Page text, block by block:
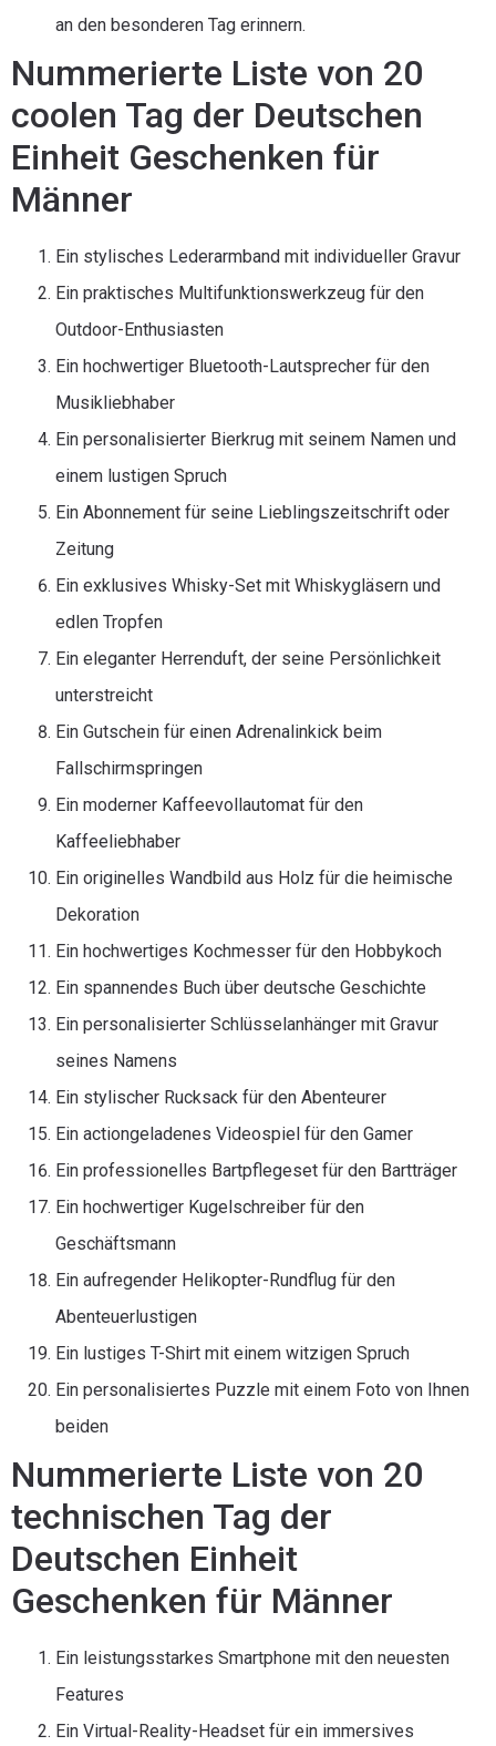
an den besonderen Tag erinnern.
Nummerierte Liste von 20
coolen Tag der Deutschen
Einheit Geschenken für
Männer
Ein stylisches Lederarmband mit individueller Gravur
Ein praktisches Multifunktionswerkzeug für den
Outdoor-Enthusiasten
Ein hochwertiger Bluetooth-Lautsprecher für den
Musikliebhaber
Ein personalisierter Bierkrug mit seinem Namen und
einem lustigen Spruch
Ein Abonnement für seine Lieblingszeitschrift oder
Zeitung
Ein exklusives Whisky-Set mit Whiskygläsern und
edlen Tropfen
Ein eleganter Herrenduft, der seine Persönlichkeit
unterstreicht
Ein Gutschein für einen Adrenalinkick beim
Fallschirmspringen
Ein moderner Kaffeevollautomat für den
Kaffeeliebhaber
Ein originelles Wandbild aus Holz für die heimische
Dekoration
Ein hochwertiges Kochmesser für den Hobbykoch
Ein spannendes Buch über deutsche Geschichte
Ein personalisierter Schlüsselanhänger mit Gravur
seines Namens
Ein stylischer Rucksack für den Abenteurer
Ein actiongeladenes Videospiel für den Gamer
Ein professionelles Bartpflegeset für den Bartträger
Ein hochwertiger Kugelschreiber für den
Geschäftsmann
Ein aufregender Helikopter-Rundflug für den
Abenteuerlustigen
Ein lustiges T-Shirt mit einem witzigen Spruch
Ein personalisiertes Puzzle mit einem Foto von Ihnen
beiden
Nummerierte Liste von 20
technischen Tag der
Deutschen Einheit
Geschenken für Männer
Ein leistungsstarkes Smartphone mit den neuesten
Features
Ein Virtual-Reality-Headset für ein immersives